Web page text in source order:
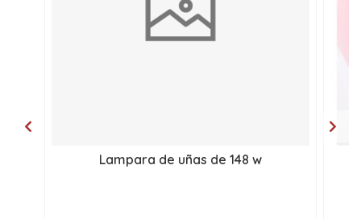
Lampara de uñas de 148 w